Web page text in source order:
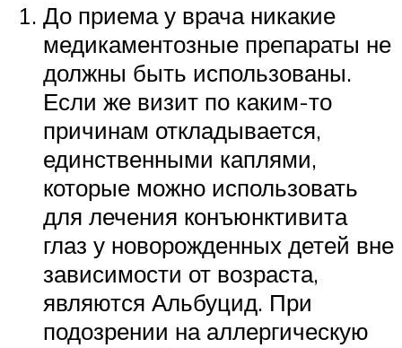
До приема у врача никакие
медикаментозные препараты не
должны быть использованы.
Если же визит по каким-то
причинам откладывается,
единственными каплями,
которые можно использовать
для лечения конъюнктивита
глаз у новорожденных детей вне
зависимости от возраста,
являются Альбуцид. При
подозрении на аллергическую